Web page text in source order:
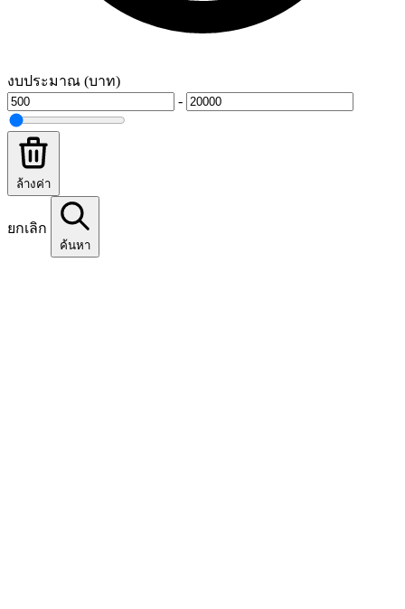
งบประมาณ (บาท)
-
ล้างค่า
ยกเลิก
ค้นหา